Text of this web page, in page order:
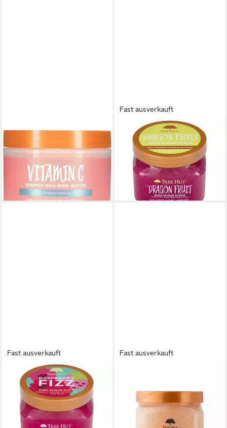
TREE HUT
Körperpflegemittel Manteca
Souflé Corporal Vitamina C
22,96 €
(95,67 €/ 1 kg)
lieferbar - in 9-11 Werktagen bei
Fast ausverkauft
TREE HUT
Körperpflegemittel
Drachenfrucht-Zuckerpeeling
23,34 €
(29,92 €/ 1 kg)
lieferbar - in 9-11 Werktagen bei
Fast ausverkauft
TREE HUT
Körperpflegemittel
Zuckerpeeling Himbeersoda
22,98 €
(29,65 €/ 1 kg)
lieferbar - in 9-11 Werktagen bei
Fast ausverkauft
Scrub Tropical Mango
Körperpeeling